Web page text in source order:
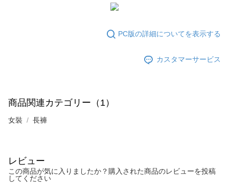
す。AFTEEの個人情報の収集、処理、利用について、詳細はAFTEE公式ホ
納金が加算されます。未成年の利用者は、事前に法定代理人または後見人
行使したい場合は、ネットプロテクションズ
にご連絡ください。上記に示した個人情報を、必要な購入注文書とあわせ
てAFTEEにご提供いただく、またはAFTEEにあなたの個人情報の収集、処
理、利用を許可することににご同意いただけない場合は、当サービスを選
PC版の詳細についてを表示する
カスタマーサービス
商品関連カテゴリー（1）
女裝 長褲
レビュー
この商品が気に入りましたか？購入された商品のレビューを投稿
してください